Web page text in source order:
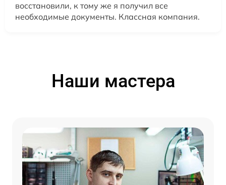
восстановили, к тому же я получил все
необходимые документы. Классная компания.
Наши мастера